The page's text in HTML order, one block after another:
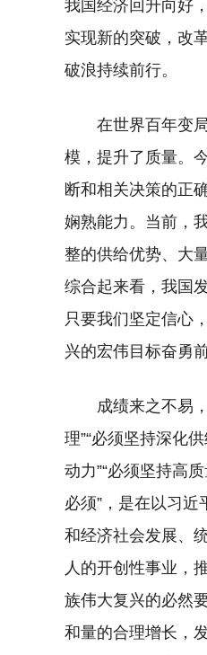
我国经济回升向好
实现新的突破，改
破浪持续前行。
在世界百年变
模，提升了质量。
断和相关决策的正
娴熟能力。当前，
整的供给优势、大
综合起来看，我国
只要我们坚定信心
兴的宏伟目标奋勇
成绩来之不易
理”“必须坚持深化
动力”“必须坚持高
必须”，是在以习
和经济社会发展、
人的开创性事业，
族伟大复兴的必然
和量的合理增长，